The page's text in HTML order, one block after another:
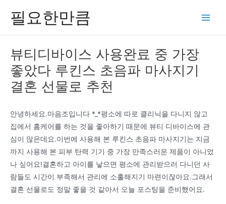
필요한만큼
뷰티디바이스 사용완료 중 가장
좋았다 루킨스 초음파 마사지기
결혼 선물로 추천
안녕하세요.마음조입니다 *_*평소에 따로 클리닉을 다니지 않고
집에서 홈케어를 하는 것을 좋아하기 때문에 뷰티 디바이스에 관
심이 많은데요.이번에 사용해 본 루킨스 초음파 마사지기는 지금
까지 사용해 본 피부 탄력 기기 중 가장 만족스러운 제품이 아니었
나 싶어요!결혼하고 아이를 낳으면 평소에 관리받으러 다니던 사
람들도 시간이 부족해서 관리에 소홀해지기 마련이잖아요.그래서
결혼 선물로도 정말 좋을 것 같아서 오늘 포스팅을 준비했어요.